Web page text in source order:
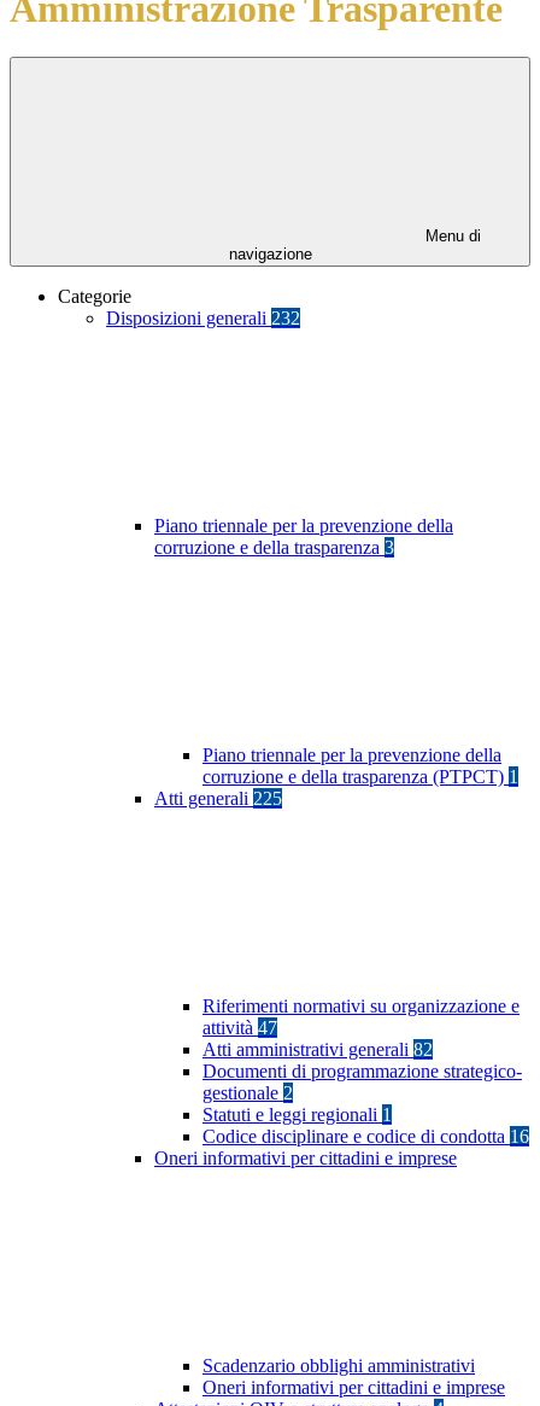
Menu di
navigazione
Categorie
Disposizioni generali 232
Piano triennale per la prevenzione della
corruzione e della trasparenza 3
Piano triennale per la prevenzione della
corruzione e della trasparenza (PTPCT) 1
Atti generali 225
Riferimenti normativi su organizzazione e
attività 47
Atti amministrativi generali 82
Documenti di programmazione strategico-
gestionale 2
Statuti e leggi regionali 1
Codice disciplinare e codice di condotta 16
Oneri informativi per cittadini e imprese
Scadenzario obblighi amministrativi
Oneri informativi per cittadini e imprese